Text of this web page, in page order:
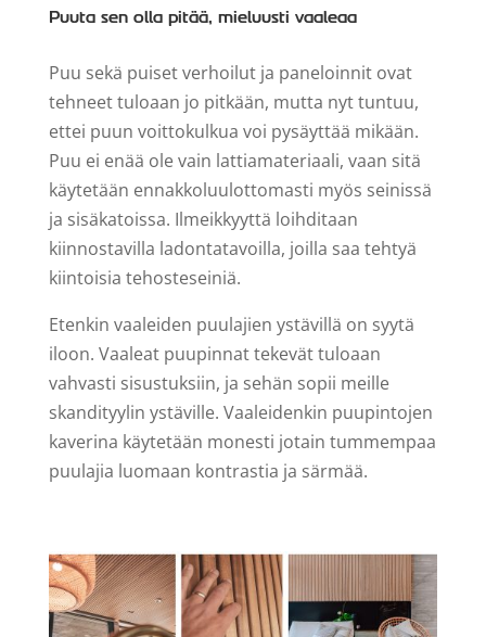
Puuta sen olla pitää, mieluusti vaaleaa
Puu sekä puiset verhoilut ja paneloinnit ovat
tehneet tuloaan jo pitkään, mutta nyt tuntuu,
ettei puun voittokulkua voi pysäyttää mikään.
Puu ei enää ole vain lattiamateriaali, vaan sitä
käytetään ennakkoluulottomasti myös seinissä
ja sisäkatoissa. Ilmeikkyyttä loihditaan
kiinnostavilla ladontatavoilla, joilla saa tehtyä
kiintoisia tehosteseiniä.
Etenkin vaaleiden puulajien ystävillä on syytä
iloon. Vaaleat puupinnat tekevät tuloaan
vahvasti sisustuksiin, ja sehän sopii meille
skandityylin ystäville. Vaaleidenkin puupintojen
kaverina käytetään monesti jotain tummempaa
puulajia luomaan kontrastia ja särmää.